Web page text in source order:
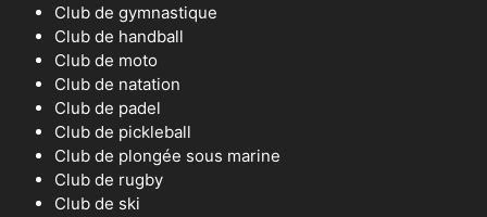
Club de gymnastique
Club de handball
Club de moto
Club de natation
Club de padel
Club de pickleball
Club de plongée sous marine
Club de rugby
Club de ski